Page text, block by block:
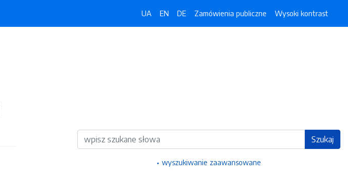
UA EN DE Zamówienia publiczne Wysoki kontrast
Wyszukiwarka Szukaj
wyszukiwanie zaawansowane